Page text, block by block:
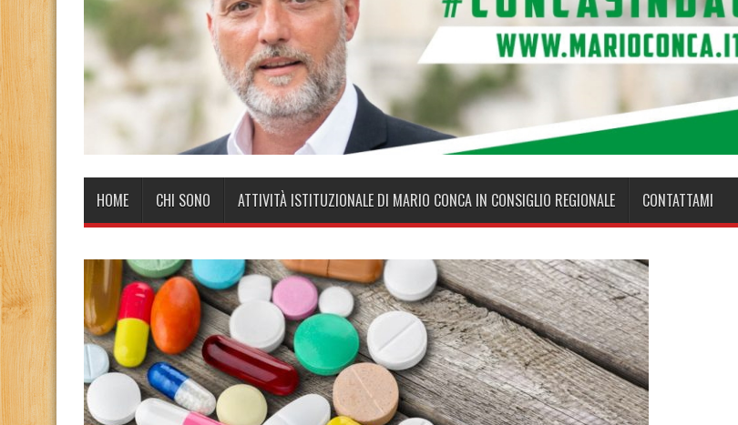
HOME CHI SONO ATTIVITÀ ISTITUZIONALE DI MARIO CONCA IN CONSIGLIO REGIONALE CONTATTAMI